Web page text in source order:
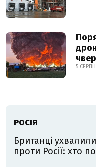
5
РОСІЯ
Британці
проти Росії: хто